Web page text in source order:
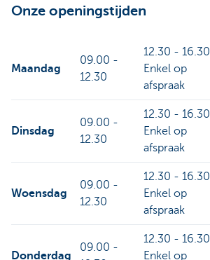
Onze openingstijden
Maandag
09.00 -
12.30
12.30 - 16.30
Enkel op
afspraak
Dinsdag
09.00 -
12.30
12.30 - 16.30
Enkel op
afspraak
Woensdag
09.00 -
12.30
12.30 - 16.30
Enkel op
afspraak
Donderdag
09.00 -
12.30 - 16.30
Enkel op